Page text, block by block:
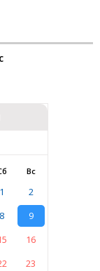
Вс
1
2
8
9
16
23